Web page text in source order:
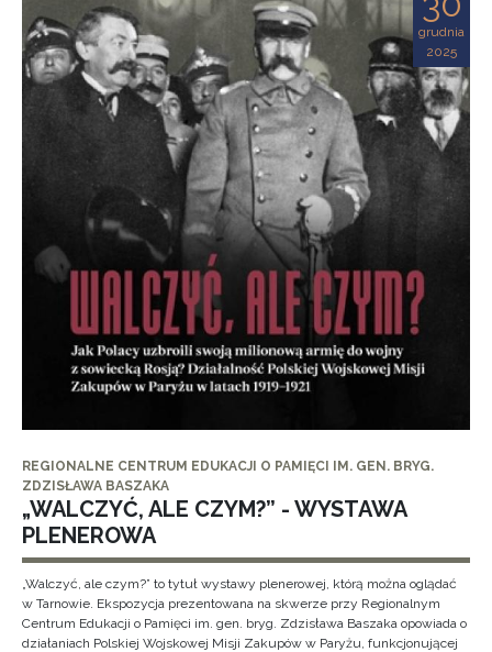
grudnia
2025
REGIONALNE CENTRUM EDUKACJI O PAMIĘCI IM. GEN. BRYG.
ZDZISŁAWA BASZAKA
„WALCZYĆ, ALE CZYM?” - WYSTAWA
PLENEROWA
„Walczyć, ale czym?” to tytuł wystawy plenerowej, którą można oglądać
w Tarnowie. Ekspozycja prezentowana na skwerze przy Regionalnym
Centrum Edukacji o Pamięci im. gen. bryg. Zdzisława Baszaka opowiada o
działaniach Polskiej Wojskowej Misji Zakupów w Paryżu, funkcjonującej